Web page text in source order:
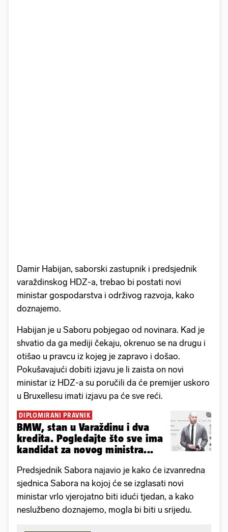
Damir Habijan, saborski zastupnik i predsjednik
varaždinskog HDZ-a, trebao bi postati novi
ministar gospodarstva i održivog razvoja, kako
doznajemo.
Habijan je u Saboru pobjegao od novinara. Kad je
shvatio da ga mediji čekaju, okrenuo se na drugu i
otišao u pravcu iz kojeg je zapravo i došao.
Pokušavajući dobiti izjavu je li zaista on novi
ministar iz HDZ-a su poručili da će premijer uskoro
u Bruxellesu imati izjavu pa će sve reći.
DIPLOMIRANI PRAVNIK
BMW, stan u Varaždinu i dva
kredita. Pogledajte što sve ima
kandidat za novog ministra...
Predsjednik Sabora najavio je kako će izvanredna
sjednica Sabora na kojoj će se izglasati novi
ministar vrlo vjerojatno biti idući tjedan, a kako
neslužbeno doznajemo, mogla bi biti u srijedu.